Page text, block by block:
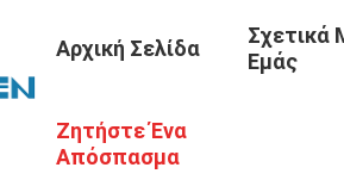
Αρχική Σελίδα
Σχετικά
Εμάς
Ζητήστε Ένα
Απόσπασμα
Προϊόντα / Υδραυλική Πνευματική Αντλία